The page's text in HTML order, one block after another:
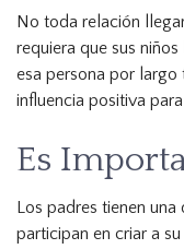
No toda relación
requiera que sus
esa persona por largo
influencia positiva para
Es
Los padres tienen
participan en criar a